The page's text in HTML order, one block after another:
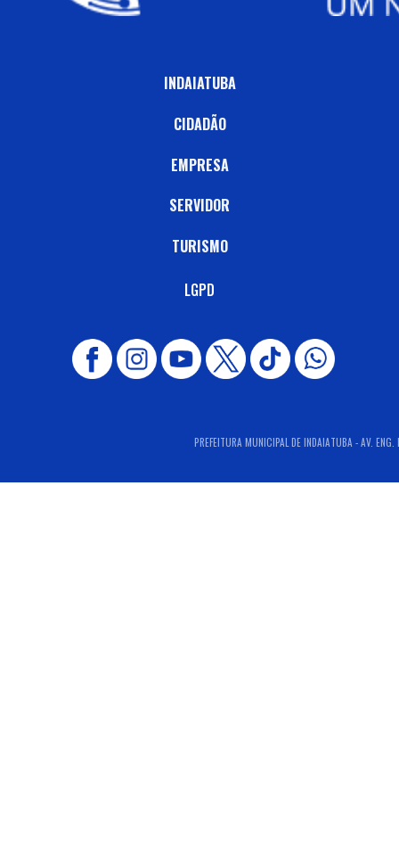
INDAIATUBA
CIDADÃO
EMPRESA
SERVIDOR
TURISMO
LGPD
PREFEITURA MUNICIPAL DE INDAIATUBA - AV.